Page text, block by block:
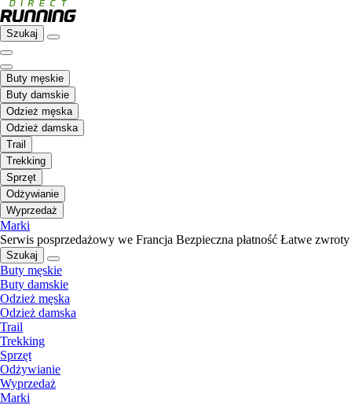
Szukaj
Buty męskie
Buty damskie
Odzież męska
Odzież damska
Trail
Trekking
Sprzęt
Odżywianie
Wyprzedaż
Marki
Serwis posprzedażowy we Francja Bezpieczna płatność Łatwe zwroty
Szukaj
Buty męskie
Buty damskie
Odzież męska
Odzież damska
Trail
Trekking
Sprzęt
Odżywianie
Wyprzedaż
Marki